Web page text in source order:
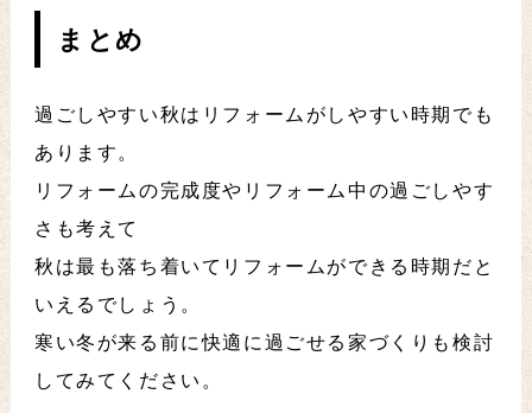
まとめ
過ごしやすい秋はリフォームがしやすい時期でも
あります。
リフォームの完成度やリフォーム中の過ごしやす
さも考えて
秋は最も落ち着いてリフォームができる時期だと
いえるでしょう。
寒い冬が来る前に快適に過ごせる家づくりも検討
してみてください。